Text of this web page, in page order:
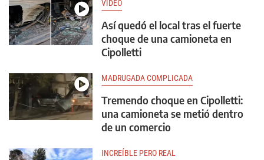
VIDEO
Así quedó el local tras el fuerte
choque de una camioneta en
Cipolletti
MADRUGADA COMPLICADA
Tremendo choque en Cipolletti:
una camioneta se metió dentro
de un comercio
INCREÍBLE PERO REAL